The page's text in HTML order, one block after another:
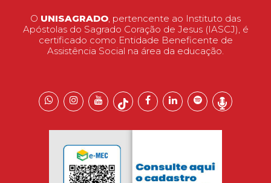
O UNISAGRADO, pertencente ao Instituto das
Apóstolas do Sagrado Coração de Jesus (IASCJ), é
certificado como Entidade Beneficente de
Assistência Social na área da educação.